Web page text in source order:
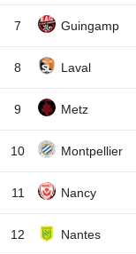
7 Guingamp
8 Laval
9 Metz
10 Montpellier
11 Nancy
12 Nantes